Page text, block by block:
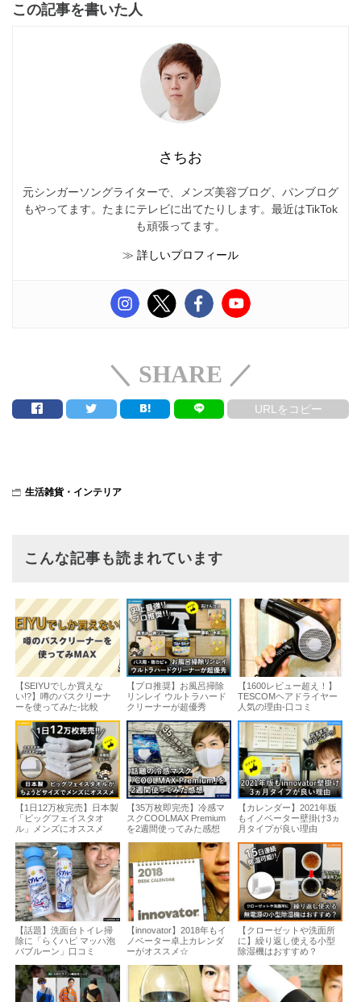
この記事を書いた人
さちお
元シンガーソングライターで、メンズ美容ブログ、パンブログ
もやってます。たまにテレビに出てたりします。最近はTikTok
も頑張ってます。
≫ 詳しいプロフィール
＼ SHARE ／
URLをコピー
生活雑貨・インテリア
こんな記事も読まれています
【SEIYUでしか買えな
い!?】噂のバスクリーナ
ーを使ってみた-比較
【プロ推奨】お風呂掃除
リンレイ ウルトラハード
クリーナーが超優秀
【1600レビュー超え！】
TESCOMヘアドライヤー
人気の理由-口コミ
【1日12万枚完売】日本製
「ビッグフェイスタオ
ル」メンズにオススメ
【35万枚即完売】冷感マ
スクCOOLMAX Premium
を2週間使ってみた感想
【カレンダー】2021年版
もイノベーター壁掛け3ヵ
月タイプが良い理由
【話題】洗面台トイレ掃
除に「らくハピ マッハ泡
バブルーン」口コミ
【innovator】2018年もイ
ノベーター卓上カレンダ
ーがオススメ☆
【クローゼットや洗面所
に】繰り返し使える小型
除湿機はおすすめ？